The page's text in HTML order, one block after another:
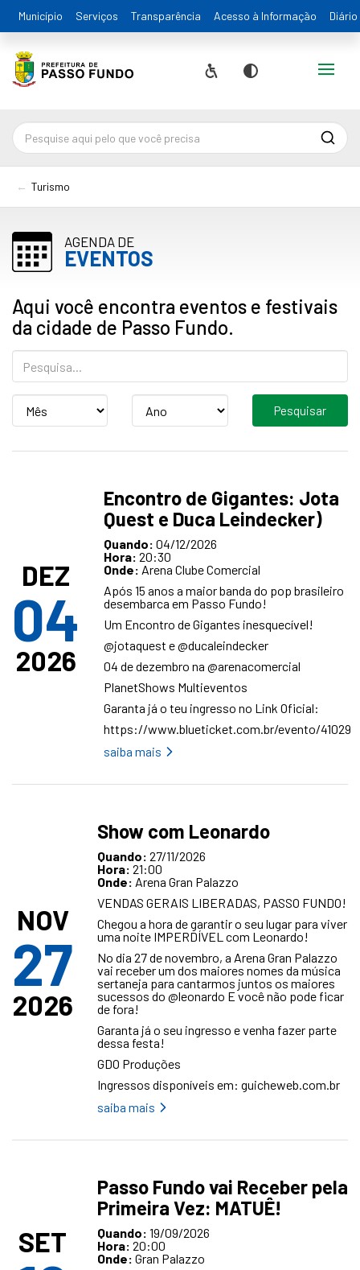
Município Serviços Transparência Acesso à Informação
Acessibilidade
Contraste
Alternar
Turismo
AGENDA DE
EVENTOS
Aqui você encontra eventos e festivais
da cidade de Passo Fundo.
DEZ
04
2026
Encontro de Gigantes: Jota
Quest e Duca Leindecker)
Quando: 04/12/2026
Hora: 20:30
Onde: Arena Clube Comercial
Após 15 anos a maior banda do pop brasileiro
desembarca em Passo Fundo!
Um Encontro de Gigantes inesquecível!
@jotaquest e @ducaleindecker
04 de dezembro na @arenacomercial
PlanetShows Multieventos
Garanta já o teu ingresso no Link Oficial:
https://www.blueticket.com.br/evento/41029
saiba mais
NOV
27
2026
Show com Leonardo
Quando: 27/11/2026
Hora: 21:00
Onde: Arena Gran Palazzo
VENDAS GERAIS LIBERADAS, PASSO FUNDO!
Chegou a hora de garantir o seu lugar para viver
uma noite IMPERDÍVEL com Leonardo!
No dia 27 de novembro, a Arena Gran Palazzo
vai receber um dos maiores nomes da música
sertaneja para cantarmos juntos os maiores
sucessos do @leonardo E você não pode ficar
de fora!
Garanta já o seu ingresso e venha fazer parte
dessa festa!
GDO Produções
Ingressos disponíveis em: guicheweb.com.br
saiba mais
SET
Passo Fundo vai Receber pela
Primeira Vez: MATUÊ!
Quando: 19/09/2026
Hora: 20:00
Onde: Gran Palazzo